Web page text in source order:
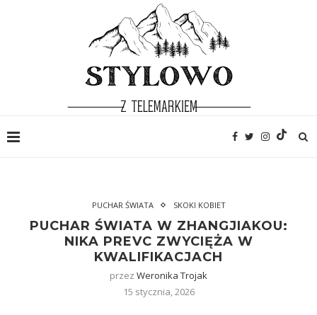
PUCHAR ŚWIATA SKOKI KOBIET
PUCHAR ŚWIATA W ZHANGJIAKOU:
NIKA PREVC ZWYCIĘŻA W
KWALIFIKACJACH
przez Weronika Trojak
15 stycznia, 2026